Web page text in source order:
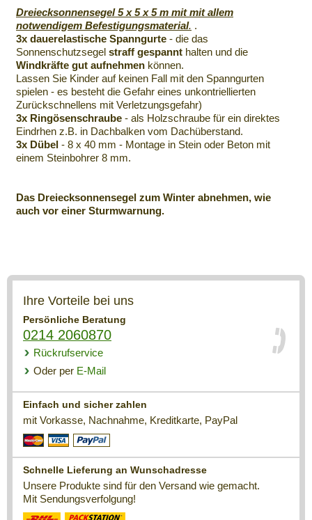
Dreiecksonnensegel 5 x 5 x 5 m mit mit allem
notwendigem Befestigungsmaterial. .
3x dauerelastische Spanngurte - die das
Sonnenschutzsegel straff gespannt halten und die
Windkräfte gut aufnehmen können.
Lassen Sie Kinder auf keinen Fall mit den Spanngurten
spielen - es besteht die Gefahr eines unkontriellierten
Zurückschnellens mit Verletzungsgefahr)
3x Ringösenschraube - als Holzschraube für ein direktes
Eindrhen z.B. in Dachbalken vom Dachüberstand.
3x Dübel - 8 x 40 mm - Montage in Stein oder Beton mit
einem Steinbohrer 8 mm.
Das Dreiecksonnensegel zum Winter abnehmen, wie
auch vor einer Sturmwarnung.
Ihre Vorteile bei uns
Persönliche Beratung
0214 2060870
Rückrufservice
Oder per E-Mail
Einfach und sicher zahlen
mit Vorkasse, Nachnahme, Kreditkarte, PayPal
Schnelle Lieferung an Wunschadresse
Unsere Produkte sind für den Versand wie gemacht.
Mit Sendungsverfolgung!